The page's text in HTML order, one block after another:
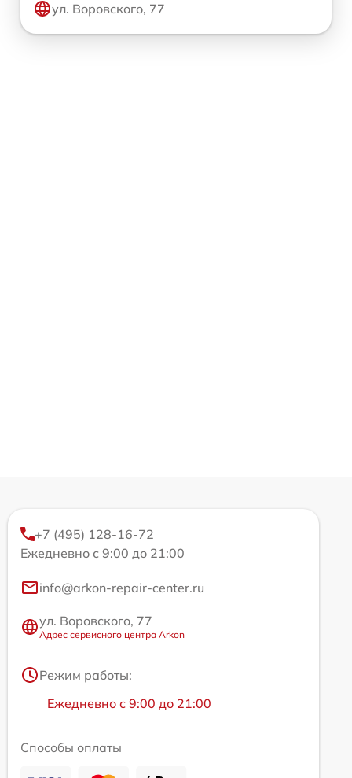
ул. Воровского, 77
+7 (495) 128-16-72
Ежедневно с 9:00 до 21:00
info@arkon-repair-center.ru
ул. Воровского, 77
Адрес сервисного центра Arkon
Режим работы:
Ежедневно с 9:00 до 21:00
Способы оплаты